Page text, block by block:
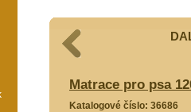
Matrace pro psa
Katalogové číslo: 36686